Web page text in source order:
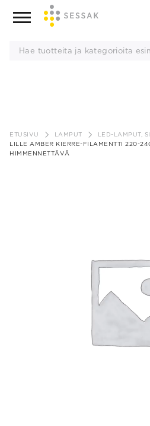
sisältöön
ETUSIVU LAMPUT
LED-LAMPUT,
LILLE AMBER KIERRE-FILAMENTTI 220-
HIMMENNETTÄVÄ